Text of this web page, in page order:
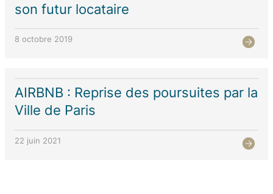
son futur locataire
8 octobre 2019
AIRBNB : Reprise des poursuites par la
Ville de Paris
22 juin 2021